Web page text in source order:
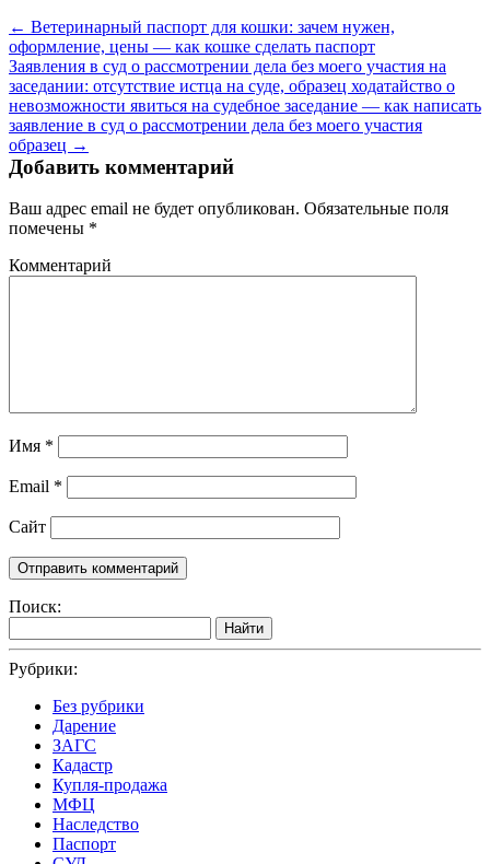
← Ветеринарный паспорт для кошки: зачем нужен,
оформление, цены — как кошке сделать паспорт
Заявления в суд о рассмотрении дела без моего участия на
заседании: отсутствие истца на суде, образец ходатайство о
невозможности явиться на судебное заседание — как написать
заявление в суд о рассмотрении дела без моего участия
образец →
Добавить комментарий
Ваш адрес email не будет опубликован. Обязательные поля
помечены *
Комментарий
Имя *
Email *
Сайт
Поиск:
Найти
Рубрики:
Без рубрики
Дарение
ЗАГС
Кадастр
Купля-продажа
МФЦ
Наследство
Паспорт